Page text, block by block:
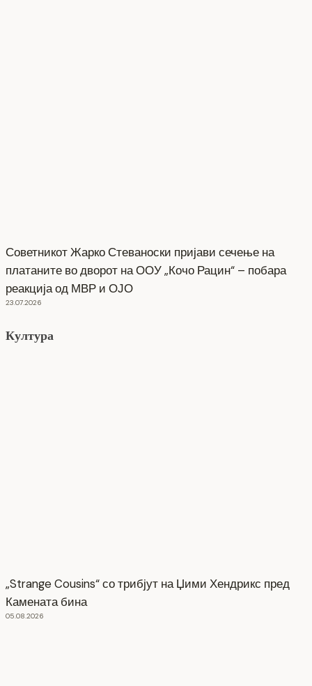
Советникот Жарко Стеваноски пријави сечење на
платаните во дворот на ООУ „Кочо Рацин“ – побара
реакција од МВР и ОЈО
23.07.2026
Култура
„Strange Cousins“ со трибјут на Џими Хендрикс пред
Камената бина
05.08.2026